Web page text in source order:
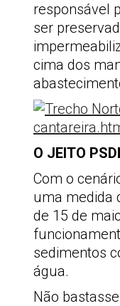
responsável
ser
cima dos
O JEITO
Com o
uma medida
de 15 de
sedimentos
água.
Não